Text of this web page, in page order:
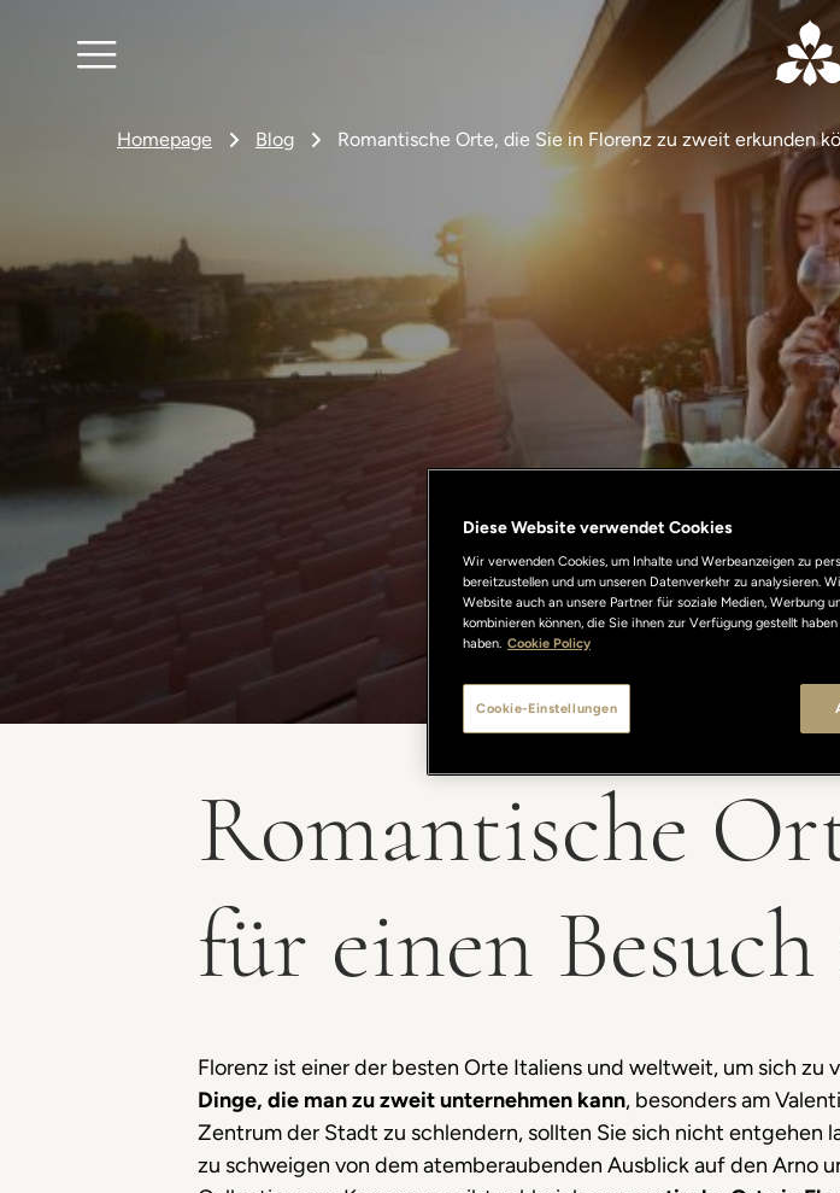
Homepage Blog Romantische Orte, die Sie in Florenz zu zweit erkunden
Romantische
für einen
Florenz ist einer der besten Orte Italiens und weltweit, um sich zu
Dinge, die man zu zweit unternehmen kann, besonders am
Zentrum der Stadt zu schlendern, sollten Sie sich nicht entgehen
zu schweigen von dem atemberaubenden Ausblick auf den Arno
Diese Website verwendet Cookies
Wir verwenden Cookies, um Inhalte und Werbeanzeigen zu
bereitzustellen und um unseren Datenverkehr zu analysieren.
Website auch an unsere Partner für soziale Medien, Werbung
kombinieren können, die Sie ihnen zur Verfügung gestellt
haben. Cookie Policy
Cookie-Einstellungen